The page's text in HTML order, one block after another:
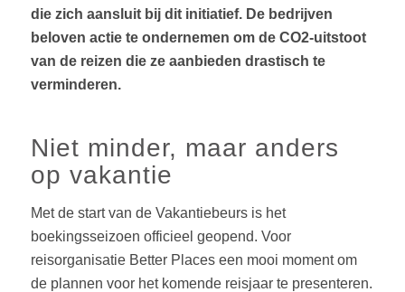
die zich aansluit bij dit initiatief. De bedrijven
beloven actie te ondernemen om de CO2-uitstoot
van de reizen die ze aanbieden drastisch te
verminderen.
Niet minder, maar anders
op vakantie
Met de start van de Vakantiebeurs is het
boekingsseizoen officieel geopend. Voor
reisorganisatie Better Places een mooi moment om
de plannen voor het komende reisjaar te presenteren.